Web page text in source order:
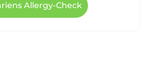
Allergy-Check